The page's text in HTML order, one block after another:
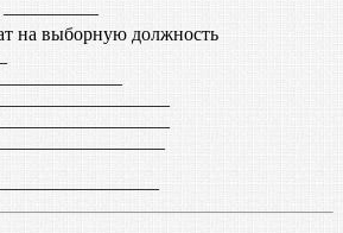
—————
на выборную должность